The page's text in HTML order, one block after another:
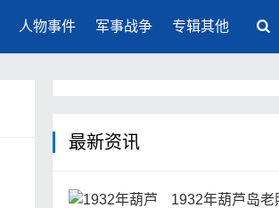
人物事件 军事战争 专辑其他
最新资讯
1932年葫芦岛老